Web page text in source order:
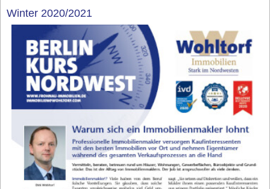
Winter 2020/2021